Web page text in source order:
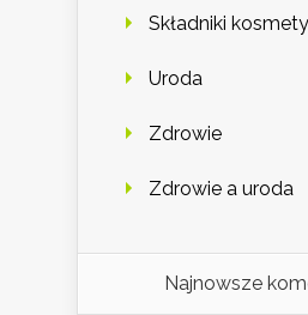
Składniki
Uroda
Zdrowie
Zdrowie a uroda
Najnowsze